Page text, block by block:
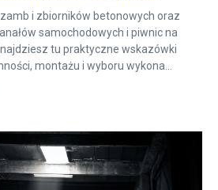
i zbiorników betonowych oraz
samochodowych i piwnic na
tu praktyczne wskazówki
montażu i wyboru wykona...